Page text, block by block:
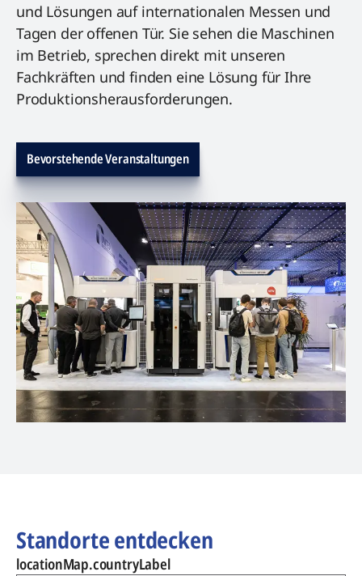
und Lösungen auf internationalen Messen und
Tagen der offenen Tür. Sie sehen die Maschinen
im Betrieb, sprechen direkt mit unseren
Fachkräften und finden eine Lösung für Ihre
Produktionsherausforderungen.
Bevorstehende Veranstaltungen
Standorte entdecken
locationMap.countryLabel